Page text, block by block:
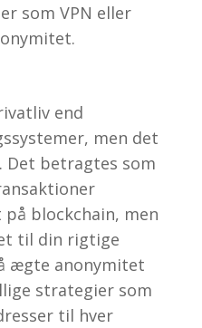
som VPN eller
end
men det
Det betragtes som
blockchain, men
til din rigtige
ægte anonymitet
strategier som
til hver